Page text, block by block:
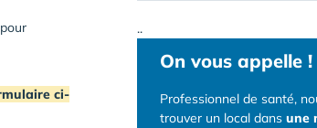
ci-
..
On vous appelle !
Professionnel de santé,
trouver un local dans une